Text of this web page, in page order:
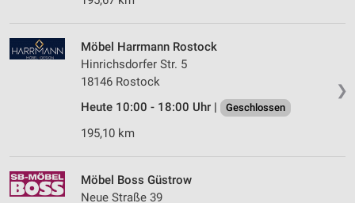
❯
Möbel Harrmann Rostock
Hinrichsdorfer Str. 5
18146 Rostock
Heute 10:00 - 18:00 Uhr |
Geschlossen
195,10 km
Möbel Boss Güstrow
Neue Straße 39
IAB-Verarbeitungszwecke:
Speichern von oder Zugriff auf Informationen
auf einem Endgerät
Verwendung reduzierter Daten zur Auswahl von